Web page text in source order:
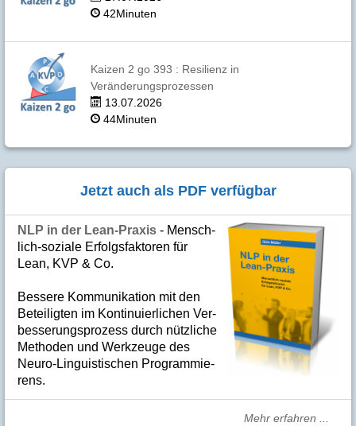
42Minuten
Kaizen 2 go 393 : Resilienz in
Veränderungsprozessen
13.07.2026
44Minuten
Jetzt auch als PDF verfügbar
NLP in der Lean-Praxis - Mensch­
lich-soziale Er­folgs­fak­to­ren für
Lean, KVP & Co.
Bes­se­re Kom­­mu­­ni­ka­tion mit den
Betei­lig­ten im Kon­ti­nuier­li­chen Ver­
bes­se­rungs­­pro­­zess durch nütz­­liche
Me­­tho­­den und Werk­­zeuge des
Neuro-Linguis­­ti­schen Pro­­gram­­mie­­
rens.
Mehr erfahren ...